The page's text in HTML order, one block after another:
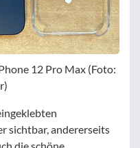
12 Pro Max (Foto:
sichtbar, andererseits